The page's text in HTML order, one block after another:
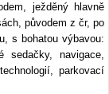
ježděný hlavně
původem z čr, po
s bohatou výbavou:
sedačky, navigace,
parkovací